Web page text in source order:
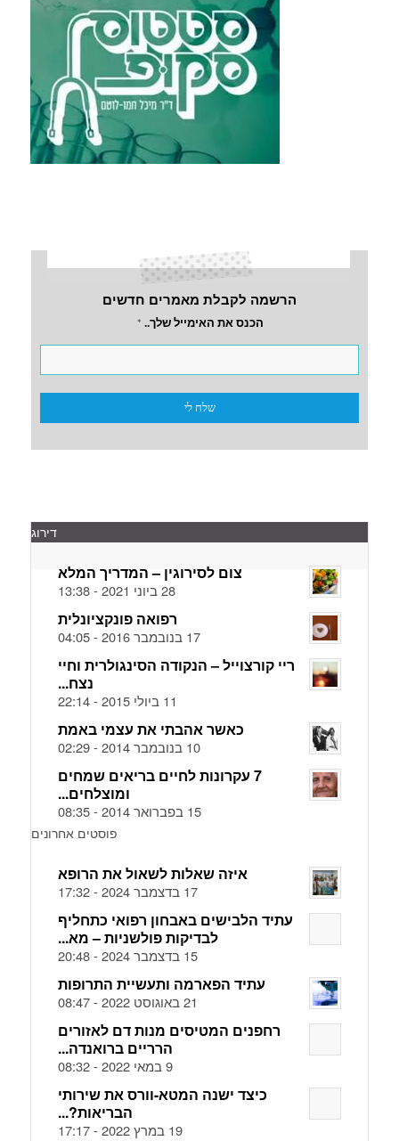
הרשמה לקבלת מאמרים חדשים
הכנס את האימייל שלך.. *
דירוג
צום לסירוגין – המדריך המלא
28 ביוני 2021 - 13:38
רפואה פונקציונלית
17 בנובמבר 2016 - 04:05
ריי קורצוייל – הנקודה הסינגולרית וחיי
נצח...
11 ביולי 2015 - 22:14
כאשר אהבתי את עצמי באמת
10 בנובמבר 2014 - 02:29
7 עקרונות לחיים בריאים שמחים
ומוצלחים...
15 בפברואר 2014 - 08:35
פוסטים אחרונים
איזה שאלות לשאול את הרופא
17 בדצמבר 2024 - 17:32
עתיד הלבישים באבחון רפואי כתחליף
לבדיקות פולשניות – מא...
15 בדצמבר 2024 - 20:48
עתיד הפארמה ותעשיית התרופות
21 באוגוסט 2022 - 08:47
רחפנים המטיסים מנות דם לאזורים
הרריים ברואנדה...
9 במאי 2022 - 08:32
כיצד ישנה המטא-וורס את שירותי
הבריאות?...
19 במרץ 2022 - 17:17